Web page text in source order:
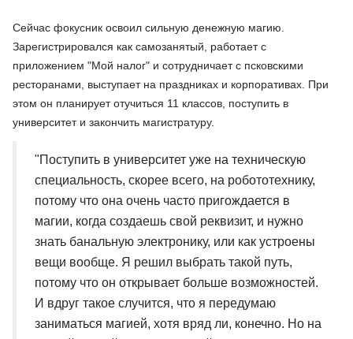
Сейчас фокусник освоил сильную денежную магию.
Зарегистрировался как самозанятый, работает с
приложением "Мой налог" и сотрудничает с псковскими
ресторанами, выступает на праздниках и корпоративах. При
этом он планирует отучиться 11 классов, поступить в
университет и закончить магистратуру.
"Поступить в университет уже на техническую
специальность, скорее всего, на робототехнику,
потому что она очень часто пригождается в
магии, когда создаешь свой реквизит, и нужно
знать банальную электронику, или как устроены
вещи вообще. Я решил выбрать такой путь,
потому что он открывает больше возможностей.
И вдруг такое случится, что я передумаю
заниматься магией, хотя вряд ли, конечно. Но на